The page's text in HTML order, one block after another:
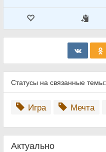
Статусы на связанные темы:
Игра Мечта
Актуально